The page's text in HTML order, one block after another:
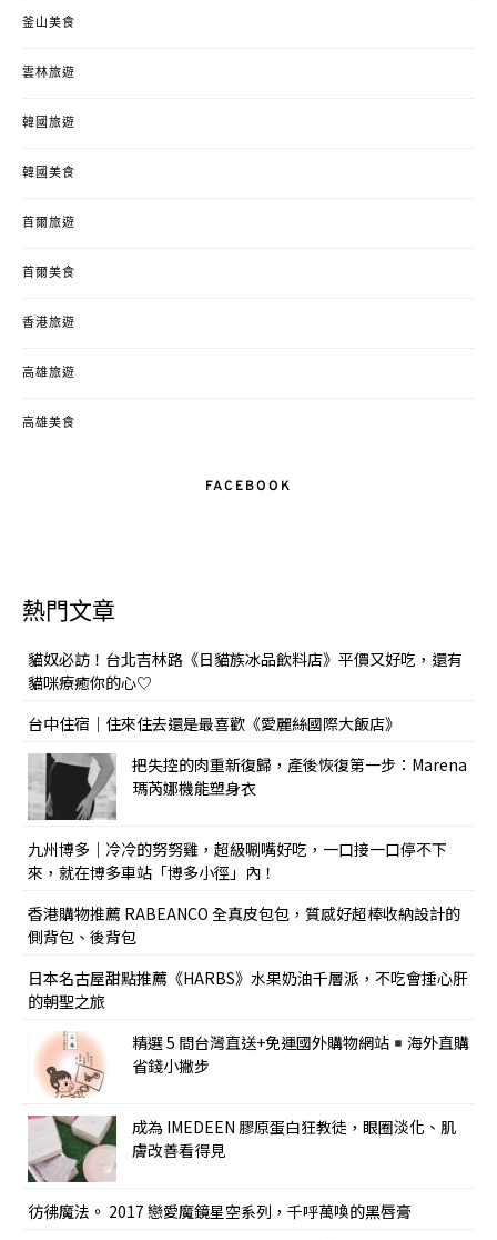
釜山美食
雲林旅遊
韓國旅遊
韓國美食
首爾旅遊
首爾美食
香港旅遊
高雄旅遊
高雄美食
FACEBOOK
熱門文章
貓奴必訪！台北吉林路《日貓族冰品飲料店》平價又好吃，還有
貓咪療癒你的心♡
台中住宿｜住來住去還是最喜歡《愛麗絲國際大飯店》
把失控的肉重新復歸，產後恢復第一步：Marena
瑪芮娜機能塑身衣
九州博多｜冷冷的努努雞，超級唰嘴好吃，一口接一口停不下
來，就在博多車站「博多小徑」內！
香港購物推薦 RABEANCO 全真皮包包，質感好超棒收納設計的
側背包、後背包
日本名古屋甜點推薦《HARBS》水果奶油千層派，不吃會捶心肝
的朝聖之旅
精選 5 間台灣直送+免運國外購物網站
海外直購
省錢小撇步
成為 IMEDEEN 膠原蛋白狂教徒，眼圈淡化、肌
膚改善看得見
彷彿魔法。 2017 戀愛魔鏡星空系列，千呼萬喚的黑唇膏